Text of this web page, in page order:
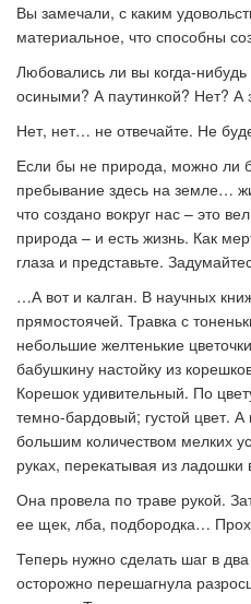
Вы замечали, с каким
материальное, что способны
Любовались ли вы когда-
осиными? А паутинкой? Нет? А
Нет, нет… не отвечайте. Не
Если бы не природа, можно ли
пребывание здесь на земле…
что создано вокруг нас – это
природа – и есть жизнь. Как
глаза и представьте.
…А вот и калган. В научных
прямостоячей. Травка с
небольшие желтенькие
бабушкину настойку из
Корешок удивительный. По
темно-бардовый; густой цвет.
большим количеством мелких
руках, перекатывая из ладошки
Она провела по траве рукой.
ее щек, лба, подбородка…
Теперь нужно сделать шаг в
осторожно перешагнула